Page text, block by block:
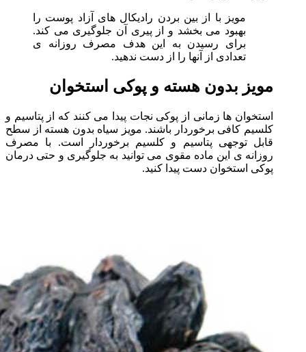
مویز با از بین بردن رادیکال های آزاد پوست را
بهبود می بخشد و از پیری آن جلوگیری می کند.
برای رسیدن به این هدف مصرف روزانه ی
تعدادی از آنها را از دست ندهید.
مویز بدون هسته و پوکی استخوان
استخوان ها زمانی از پوکی نجات پیدا می کنند که از پتاسیم و
کلسیم کافی برخوردار باشند. مویز سیاه بدون هسته از سطح
قابل توجهی پتاسیم و کلسیم برخوردار است. با مصرف
روزانه ی این ماده مقوی می توانید به جلوگیری و حتی درمان
پوکی استخوان دست پیدا کنید.